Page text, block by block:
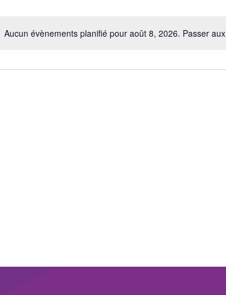
Aucun évènements planifié pour août 8, 2026. Passer aux